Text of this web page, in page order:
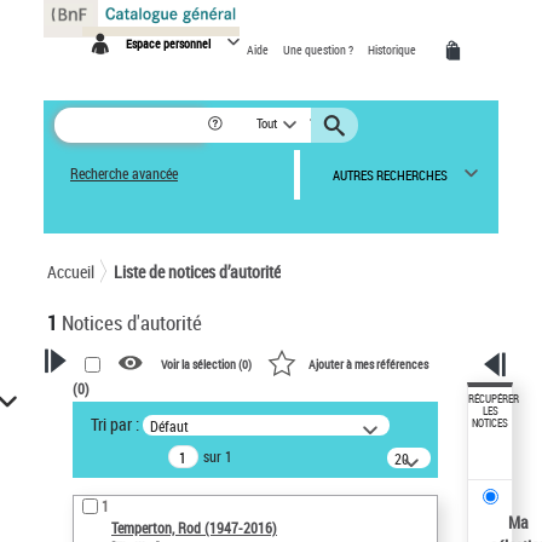
Espace personnel Aide Une question ? Historique
Tout
Recherche avancée AUTRES RECHERCHES
Accueil Liste de notices d’autorité
1 Notices d'autorité
VOTRE RECHERCHE
Recherche avancée dans les
notices d’autorité
Œuvres liées à l'auteur :
Temperton, Rod (1947-2016)
Voir la sélection (0) Ajouter à mes références
(0)
Tri par : Défaut
sur 1
20
résultats/page
1
Temperton, Rod (1947-2016)
RÉCUPÉRER
LES
NOTICES
Ma
Panneau de gestion des cookies